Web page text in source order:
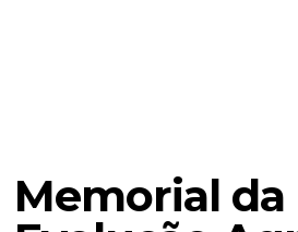
Memorial da